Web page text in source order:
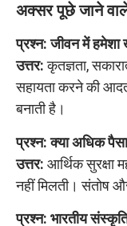
अक्सर पूछे जाने
प्रश्न: जीवन में
उत्तर:कृतज्ञता,
सहायता करने की
बनाती है।
प्रश्न: क्या अधिक
उत्तर: आर्थिक सुरक्षा
नहीं मिलती। संतोष
प्रश्न: भारतीय